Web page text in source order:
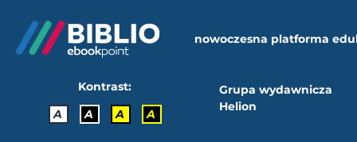
nowoczesna platforma
Kontrast:
A
A A A
Grupa wydawnicza
Helion